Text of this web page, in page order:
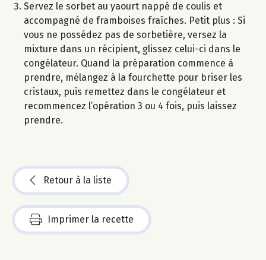
Servez le sorbet au yaourt nappé de coulis et
accompagné de framboises fraîches. Petit plus : Si
vous ne possédez pas de sorbetière, versez la
mixture dans un récipient, glissez celui-ci dans le
congélateur. Quand la préparation commence à
prendre, mélangez à la fourchette pour briser les
cristaux, puis remettez dans le congélateur et
recommencez l’opération 3 ou 4 fois, puis laissez
prendre.
Retour à la liste
Imprimer la recette